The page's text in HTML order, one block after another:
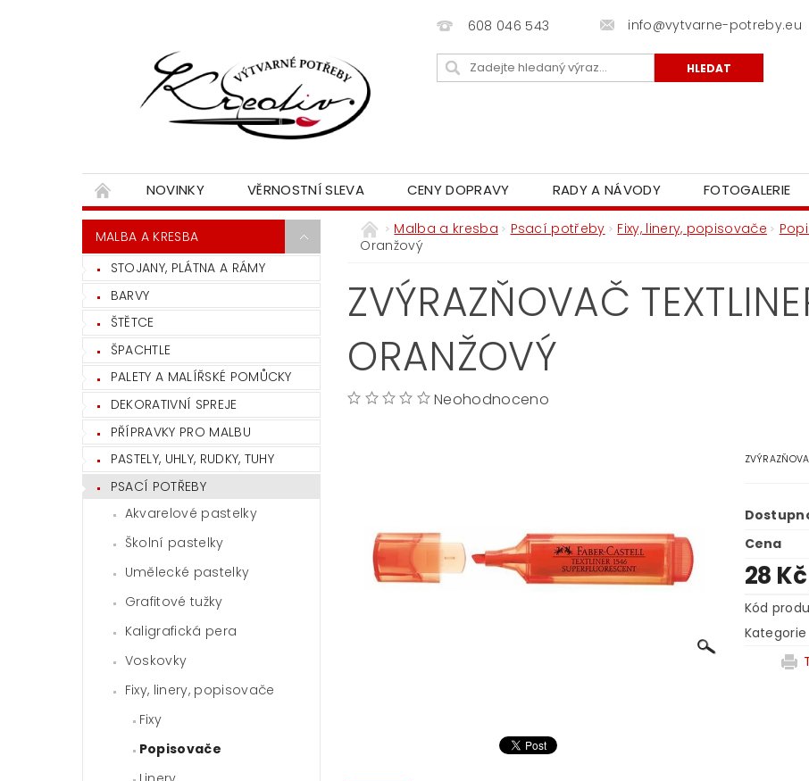
608 046 543 info@vytvarne-potreby.eu
NOVINKY VĚRNOSTNÍ SLEVA CENY DOPRAVY RADY A NÁVODY FOTOGALERIE
MALBA A KRESBA
STOJANY, PLÁTNA A RÁMY
BARVY
ŠTĚTCE
ŠPACHTLE
PALETY A MALÍŘSKÉ POMŮCKY
DEKORATIVNÍ SPREJE
PŘÍPRAVKY PRO MALBU
PASTELY, UHLY, RUDKY, TUHY
PSACÍ POTŘEBY
Akvarelové pastelky
Školní pastelky
Umělecké pastelky
Grafitové tužky
Kaligrafická pera
Voskovky
Fixy, linery, popisovače
Fixy
Popisovače
Malba a kresba Psací potřeby Fixy, linery, popisovače
Oranžový
ZVÝRAZŇOVAČ
ORANŽOVÝ
Neohodnoceno
Cena
28 Kč
Kód
Kategorie